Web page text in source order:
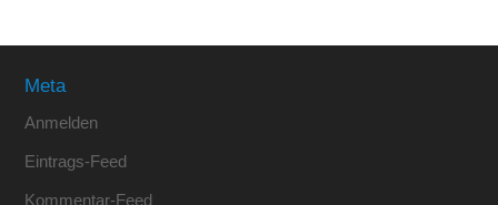
Meta
Anmelden
Eintrags-Feed
Kommentar-Feed